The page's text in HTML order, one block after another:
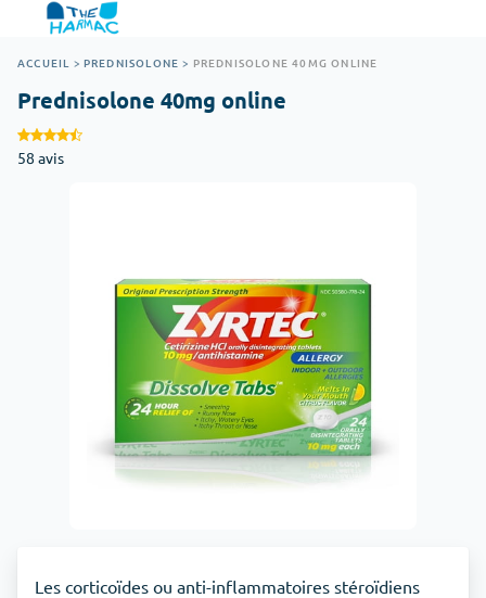
ACCUEIL > PREDNISOLONE > PREDNISOLONE 40MG ONLINE
Prednisolone 40mg online
58 avis
Les corticoïdes ou anti-inflammatoires stéroïdiens